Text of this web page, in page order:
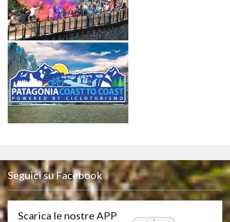
Seguici su Facebook
Scarica le nostre APP